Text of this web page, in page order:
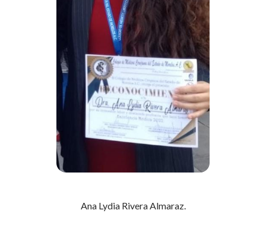
Ana Lydia Rivera Almaraz.